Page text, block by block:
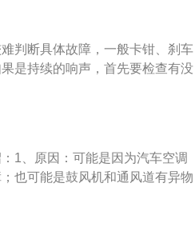
合器故障：另外可尝试将机油
有就可能是离合器的问题，涡轮
在拉转速的时候或者油门踏板踩
时候轻一点，不要踩到底，猛地
判断具体故障，一般卡钳、刹车
是持续的响声，首先要检查有没
，在一定条件下会发出异响。如
接的真空管，确认换机油或做
；其次，确认车辆在保养时是否
，致使发动机怠速过低，从而出
平面偏摆量超过0.05毫米，车辆
跳动也会通过相关转向系统传递
1、原因：可能是因为汽车空调
也可能是鼓风机和通风道有异物
4s店进行维修。2、处理办法:空